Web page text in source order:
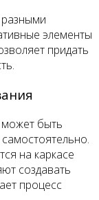
элементы
придать
может быть
на каркасе
создавать
процесс